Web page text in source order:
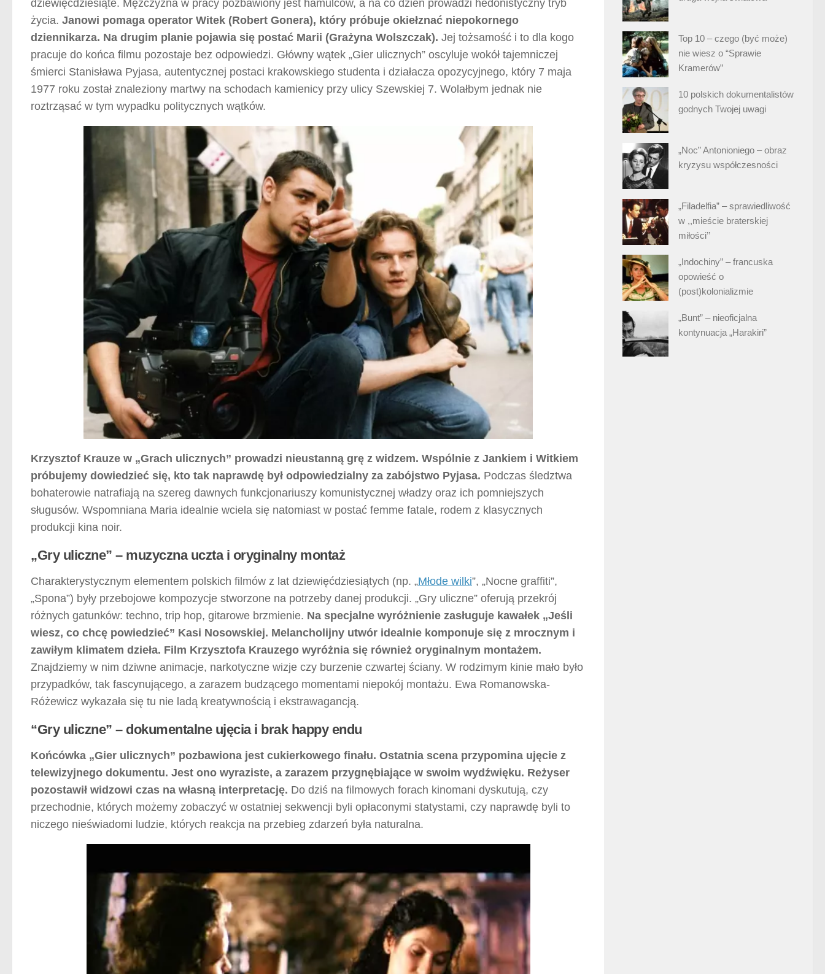
dziewięćdziesiąte. Mężczyzna w pracy pozbawiony jest hamulców, a na co dzień prowadzi hedonistyczny tryb
życia. Janowi pomaga operator Witek (Robert Gonera), który próbuje okiełznać niepokornego
dziennikarza. Na drugim planie pojawia się postać Marii (Grażyna Wolszczak). Jej tożsamość i to dla kogo
pracuje do końca filmu pozostaje bez odpowiedzi. Główny wątek „Gier ulicznych” oscyluje wokół tajemniczej
śmierci Stanisława Pyjasa, autentycznej postaci krakowskiego studenta i działacza opozycyjnego, który 7 maja
1977 roku został znaleziony martwy na schodach kamienicy przy ulicy Szewskiej 7. Wolałbym jednak nie
roztrząsać w tym wypadku politycznych wątków.
Krzysztof Krauze w „Grach ulicznych” prowadzi nieustanną grę z widzem. Wspólnie z Jankiem i Witkiem
próbujemy dowiedzieć się, kto tak naprawdę był odpowiedzialny za zabójstwo Pyjasa. Podczas śledztwa
bohaterowie natrafiają na szereg dawnych funkcjonariuszy komunistycznej władzy oraz ich pomniejszych
sługusów. Wspomniana Maria idealnie wciela się natomiast w postać femme fatale, rodem z klasycznych
produkcji kina noir.
„Gry uliczne” – muzyczna uczta i oryginalny montaż
Charakterystycznym elementem polskich filmów z lat dziewięćdziesiątych (np. „Młode wilki”, „Nocne graffiti”,
„Spona”) były przebojowe kompozycje stworzone na potrzeby danej produkcji. „Gry uliczne” oferują przekrój
różnych gatunków: techno, trip hop, gitarowe brzmienie. Na specjalne wyróżnienie zasługuje kawałek „Jeśli
wiesz, co chcę powiedzieć” Kasi Nosowskiej. Melancholijny utwór idealnie komponuje się z mrocznym i
zawiłym klimatem dzieła. Film Krzysztofa Krauzego wyróżnia się również oryginalnym montażem.
Znajdziemy w nim dziwne animacje, narkotyczne wizje czy burzenie czwartej ściany. W rodzimym kinie mało było
przypadków, tak fascynującego, a zarazem budzącego momentami niepokój montażu. Ewa Romanowska-
Różewicz wykazała się tu nie ladą kreatywnością i ekstrawagancją.
“Gry uliczne” – dokumentalne ujęcia i brak happy endu
Końcówka „Gier ulicznych” pozbawiona jest cukierkowego finału. Ostatnia scena przypomina ujęcie z
telewizyjnego dokumentu. Jest ono wyraziste, a zarazem przygnębiające w swoim wydźwięku. Reżyser
pozostawił widzowi czas na własną interpretację. Do dziś na filmowych forach kinomani dyskutują, czy
przechodnie, których możemy zobaczyć w ostatniej sekwencji byli opłaconymi statystami, czy naprawdę byli to
niczego nieświadomi ludzie, których reakcja na przebieg zdarzeń była naturalna.
Top 10 – czego (być może)
nie wiesz o “Sprawie
Kramerów”
10 polskich dokumentalistów
godnych Twojej uwagi
„Noc” Antonioniego – obraz
kryzysu współczesności
„Filadelfia” – sprawiedliwość
w ,,mieście braterskiej
miłości’’
„Indochiny” – francuska
opowieść o
(post)kolonializmie
„Bunt” – nieoficjalna
kontynuacja „Harakiri”